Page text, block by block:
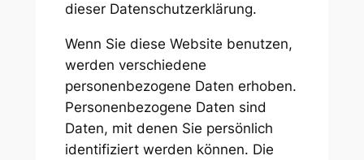
dieser Datenschutzerklärung.
Wenn Sie diese Website benutzen,
werden verschiedene
personenbezogene Daten erhoben.
Personenbezogene Daten sind
Daten, mit denen Sie persönlich
identifiziert werden können. Die